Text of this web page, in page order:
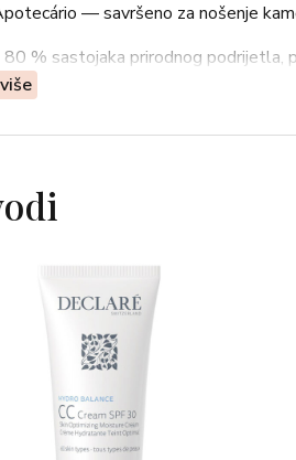
— savršeno za nošenje
80 % sastojaka prirodnog podrijetla,
samo odabrani broj parfumerija
vremena.
uljem koštica grožđa i açaí uljem, koji
ruke 50 g
150 g